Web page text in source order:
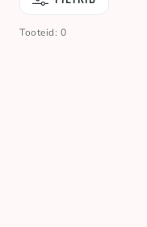
Tooteid: 0